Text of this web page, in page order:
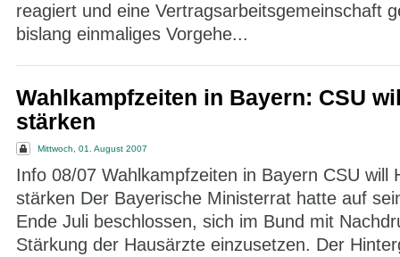
reagiert und eine Vertragsarbeitsgemeinschaft
bislang einmaliges Vorgehe...
Wahlkampfzeiten in Bayern: CSU
stärken
Mittwoch, 01. August 2007
Info 08/07 Wahlkampfzeiten in Bayern CSU will
stärken Der Bayerische Ministerrat hatte auf
Ende Juli beschlossen, sich im Bund mit
Stärkung der Hausärzte einzusetzen. Der